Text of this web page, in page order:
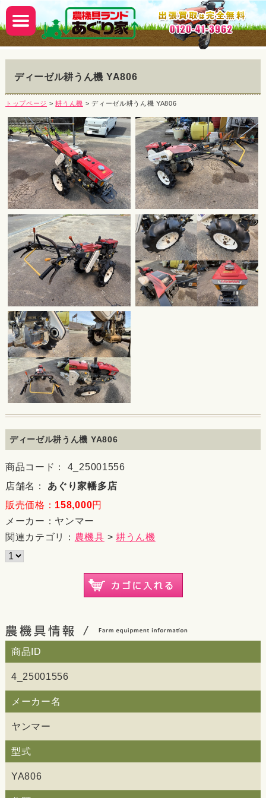
ディーゼル耕うん機 YA806
トップページ >耕うん機 > ディーゼル耕うん機 YA806
ディーゼル耕うん機 YA806
商品コード： 4_25001556
店舗名： あぐり家幡多店
販売価格： 158,000円
メーカー： ヤンマー
関連カテゴリ： 農機具 > 耕うん機
商品ID
4_25001556
メーカー名
ヤンマー
型式
YA806